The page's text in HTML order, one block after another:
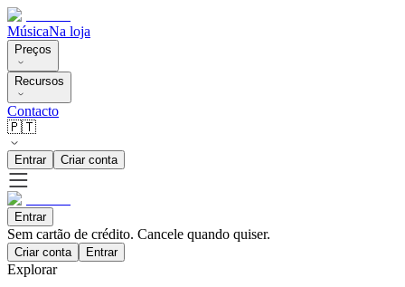
MúsicaNa loja
Preços
Recursos
Contacto
🇵🇹
Entrar Criar conta
Entrar
Sem cartão de crédito. Cancele quando quiser.
Criar conta Entrar
Explorar